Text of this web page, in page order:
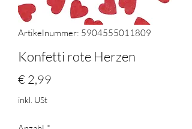
Artikelnummer: 5904555011809
Konfetti rote Herzen
€ 2,99
inkl. USt